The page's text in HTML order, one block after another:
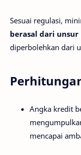
Sesuai regulasi,
berasal dari unsur
diperbolehkan dari
Angka kredit
mencapai